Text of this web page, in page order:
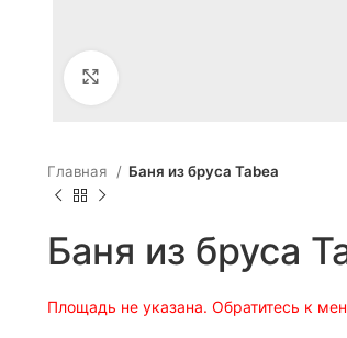
Главная Баня из бруса Tabea
Баня из бруса
Площадь не указана. Обратитесь к